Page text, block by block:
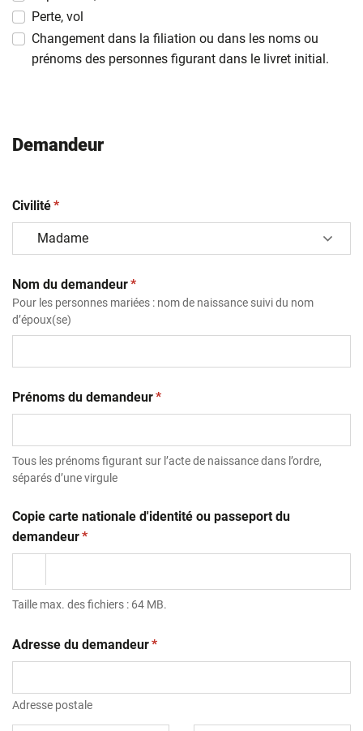
slash
AAAA
Perte, vol
Changement dans la filiation ou dans les noms ou
prénoms des personnes figurant dans le livret initial.
Demandeur
Civilité(obligatoire)
*
Nom du demandeur(obligatoire)
*
Pour les personnes mariées : nom de naissance suivi du nom
d’époux(se)
Prénoms du demandeur(obligatoire)
*
Tous les prénoms figurant sur l’acte de naissance dans l’ordre,
séparés d’une virgule
Copie carte nationale d'identité ou passeport du
demandeur(obligatoire)
*
Taille max. des fichiers : 64 MB.
Adresse du demandeur(obligatoire)
*
Adresse postale